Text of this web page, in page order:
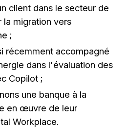
client dans le secteur de
migration vers
;
récemment accompagné
dans l'évaluation des
Copilot ;
une banque à la
en œuvre de leur
Workplace.